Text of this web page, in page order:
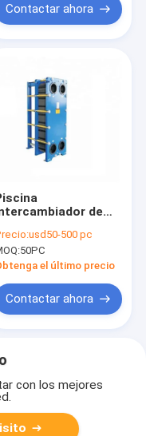
Contactar ahora
de
usd50-500 pc
50PC
el último precio
Contactar ahora
con los mejores